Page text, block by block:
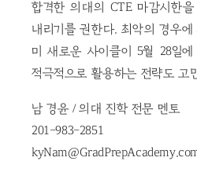
합격한 의대의 CTE 마감시한
내리기를 권한다. 최악의 경우에
미 새로운 사이클이 5월 28일
적극적으로 활용하는 전략도 고
남 경윤 / 의대 진학 전문 멘토
201-983-2851